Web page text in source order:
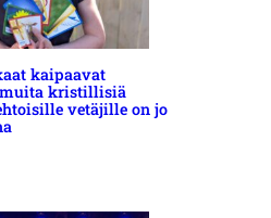
kaipaavat
kristillisiä
vetäjille on jo